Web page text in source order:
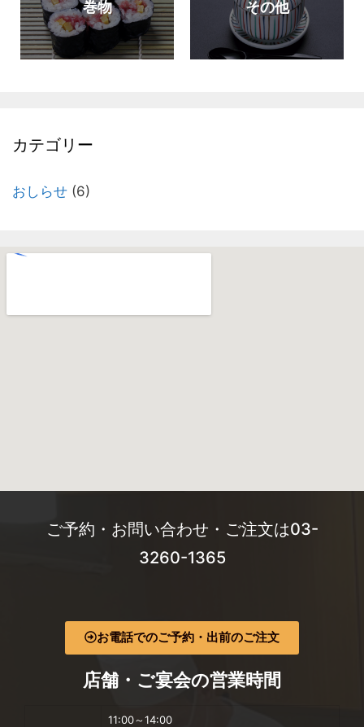
巻物 その他
カテゴリー
おしらせ (6)
ご予約・お問い合わせ・ご注文は03-
3260-1365
お電話でのご予約・出前のご注文
店舗・ご宴会の営業時間
11:00～14:00